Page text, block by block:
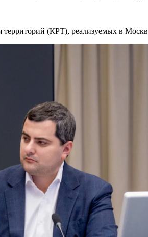
(КРТ), реализуемых в